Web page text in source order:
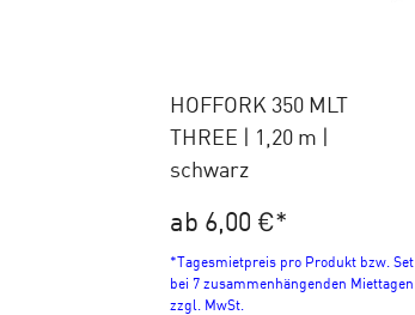
HOFFORK 350 MLT
THREE | 1,20 m |
schwarz
ab 6,00 €*
*Tagesmietpreis pro Produkt bzw. Set
bei 7 zusammenhängenden Miettagen
zzgl. MwSt.